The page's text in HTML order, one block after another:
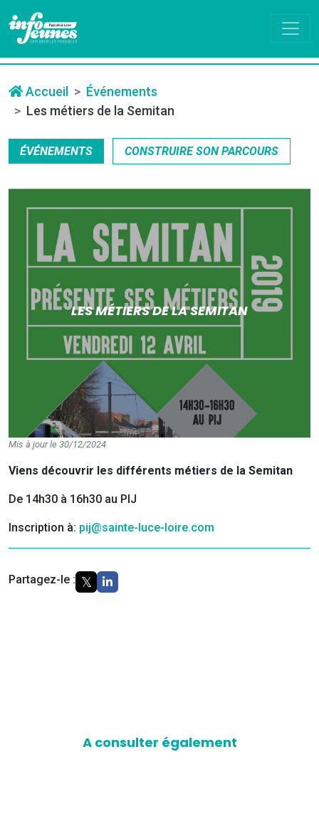
Accueil
Événements
Les métiers de la Semitan
ÉVÉNEMENTS CONSTRUIRE SON PARCOURS
LES MÉTIERS DE LA SEMITAN
Mis à jour le 30/12/2024
Viens découvrir les différents métiers de la Semitan
De 14h30 à 16h30 au PIJ
Inscription à: pij@sainte-luce-loire.com
Partagez-le :
A consulter également